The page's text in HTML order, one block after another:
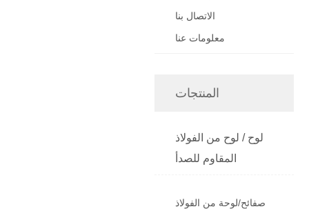
الاتصال بنا
معلومات عنا
المنتجات
لوح / لوح من الفولاذ
المقاوم للصدأ
صفائح/لوحة من الفولاذ